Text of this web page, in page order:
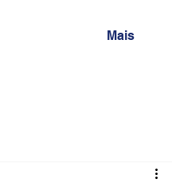
Mais